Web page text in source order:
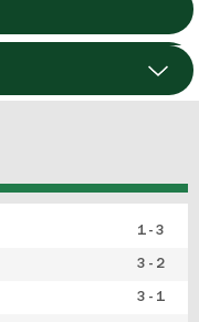
1 - 3
3 - 2
3 - 1